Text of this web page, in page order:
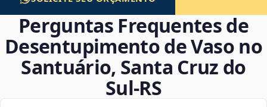
Perguntas Frequentes de
Desentupimento de Vaso no
Santuário, Santa Cruz do
Sul‑RS